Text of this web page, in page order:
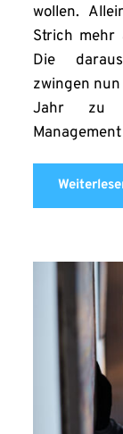
wollen.
Strich mehr
Die
zwingen
Jahr zu